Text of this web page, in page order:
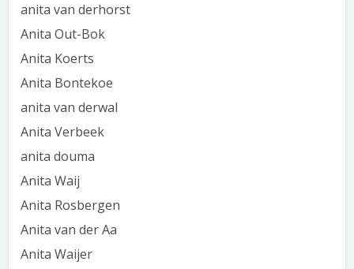
anita van derhorst
Anita Out-Bok
Anita Koerts
Anita Bontekoe
anita van derwal
Anita Verbeek
anita douma
Anita Waij
Anita Rosbergen
Anita van der Aa
Anita Waijer